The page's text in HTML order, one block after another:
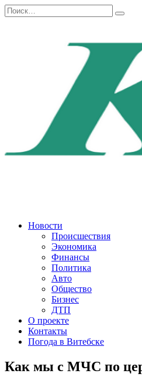
Перейти
к
Search
for:
Новости
Происшествия
Экономика
Финансы
Политика
Авто
Общество
Бизнес
ДТП
О проекте
Контакты
Погода в Витебске
Как мы с МЧС по